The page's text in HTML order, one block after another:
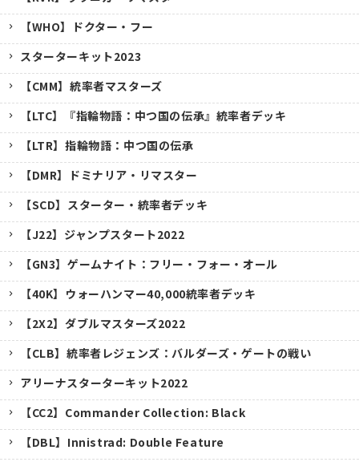
【WHO】ドクター・フー
スターターキット2023
【CMM】統率者マスターズ
【LTC】『指輪物語：中つ国の伝承』統率者デッキ
【LTR】指輪物語：中つ国の伝承
【DMR】ドミナリア・リマスター
【SCD】スターター・統率者デッキ
【J22】ジャンプスタート2022
【GN3】ゲームナイト：フリー・フォー・オール
【40K】ウォーハンマー40,000統率者デッキ
【2X2】ダブルマスターズ2022
【CLB】統率者レジェンズ：バルダーズ・ゲートの戦い
アリーナスターターキット2022
【CC2】Commander Collection: Black
【DBL】Innistrad: Double Feature